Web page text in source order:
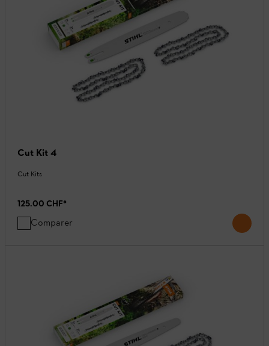
Cut Kit 4
Cut Kits
125.00 CHF*
Comparer